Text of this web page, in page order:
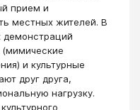
прием и
местных жителей. В
демонстраций
и культурные
друг друга,
нагрузку.